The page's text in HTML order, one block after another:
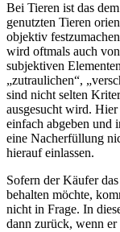
Bei Tieren ist das
genutzten Tieren
objektiv
wird oftmals auch
subjektiven
„zutraulichen“,
sind nicht selten
ausgesucht wird.
einfach abgeben und
eine Nacherfüllung
hierauf einlassen.
Sofern der Käufer
behalten möchte,
nicht in Frage. In
dann zurück, wenn